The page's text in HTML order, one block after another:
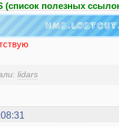
(список полезных
lidars